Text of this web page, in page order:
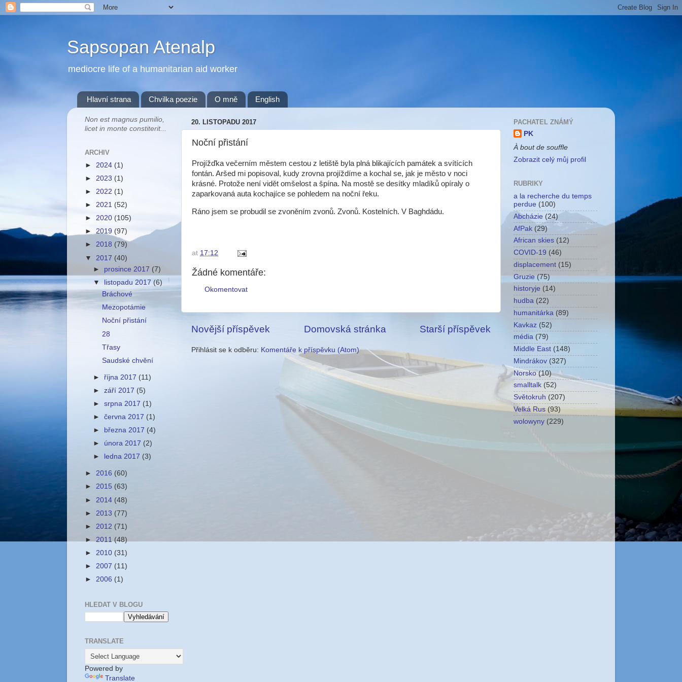
Sapsopan Atenalp
mediocre life of a humanitarian aid worker
Hlavní strana Chvilka poezie O mně English
20. LISTOPADU 2017
Noční přistání
Projížďka večerním městem cestou z letiště byla plná blikajících památek a svítících
fontán. Aršed mi popisoval, kudy zrovna projíždíme a kochal se, jak je město v noci
krásné. Protože není vidět omšelost a špína. Na mostě se desítky mladíků opíraly o
zaparkovaná auta kochajíce se pohledem na noční řeku.
Ráno jsem se probudil se zvoněním zvonů. Zvonů. Kostelních. V Baghdádu.
at 17:12
Žádné komentáře:
Okomentovat
Novější příspěvek Starší příspěvek
Domovská stránka
Přihlásit se k odběru: Komentáře k příspěvku (Atom)
Non est magnus pumilio,
licet in monte constiterit...
ARCHIV
► 2024 (1)
► 2023 (1)
► 2022 (1)
► 2021 (52)
► 2020 (105)
► 2019 (97)
► 2018 (79)
▼ 2017 (40)
► prosince 2017 (7)
▼
listopadu 2017(6)
Bráchové
Mezopotámie
Noční přistání
28
Třasy
Saudské chvění
►října 2017 (11)
►září 2017 (5)
►srpna 2017 (1)
►června 2017 (1)
►
března 2017 (4)
► února 2017 (2)
►
ledna 2017 (3)
► 2016 (60)
► 2015 (63)
► 2014 (48)
► 2013 (77)
► 2012 (71)
► 2011 (48)
► 2010 (31)
► 2007 (11)
► 2006 (1)
HLEDAT V BLOGU
TRANSLATE
Powered by
Translate
PACHATEL ZNÁMÝ
PK
À bout de souffle
Zobrazit celý můj profil
RUBRIKY
a la recherche du temps
perdue (100)
Abcházie (24)
AfPak (29)
African skies (12)
COVID-19 (46)
displacement (15)
Gruzie (75)
historyje (14)
hudba (22)
humanitárka (89)
Kavkaz (52)
média (79)
Middle East (148)
Mindrákov (327)
Norsko (10)
smalltalk (52)
Světokruh (207)
Velká Rus (93)
wolowyny (229)